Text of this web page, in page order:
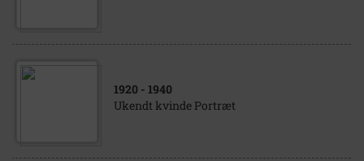
1920 - 1940
Ukendt kvinde Portræt